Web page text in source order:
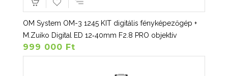
OM System OM-3 1245 KIT digitális fényképezőgép +
M.Zuiko Digital ED 12‑40mm F2.8 PRO objektív
999 000 Ft